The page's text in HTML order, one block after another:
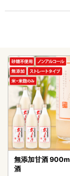
無添加甘酒
酒